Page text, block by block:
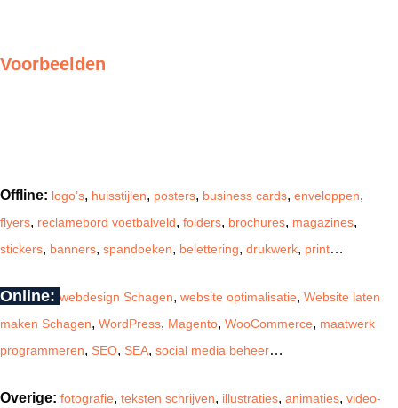
Voorbeelden
Offline: logo’s, huisstijlen, posters, business cards, enveloppen,
flyers, reclamebord voetbalveld, folders, brochures, magazines,
stickers, banners, spandoeken, belettering, drukwerk, print…
Online: webdesign Schagen, website optimalisatie, Website laten
maken Schagen, WordPress, Magento, WooCommerce, maatwerk
programmeren, SEO, SEA, social media beheer…
Overige: fotografie, teksten schrijven, illustraties, animaties, video-